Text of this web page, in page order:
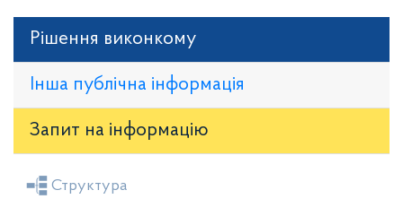
Рішення виконкому
Інша публічна інформація
Запит на iнформацію
Засідання районної ради
Структура